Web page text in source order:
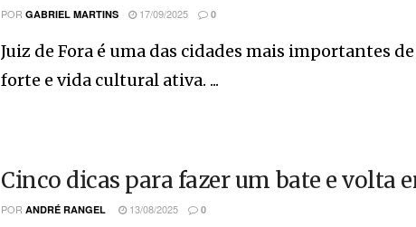
POR GABRIEL MARTINS 17/09/2025 0
Juiz de Fora é uma das cidades mais importantes
forte e vida cultural ativa. ...
Cinco dicas para fazer um bate e volta
POR ANDRÉ RANGEL 13/08/2025 0